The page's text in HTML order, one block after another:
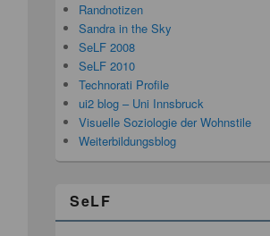
Randnotizen
Sandra in the Sky
SeLF 2008
SeLF 2010
Technorati Profile
ui2 blog – Uni Innsbruck
Visuelle Soziologie der Wohnstile
Weiterbildungsblog
SeLF